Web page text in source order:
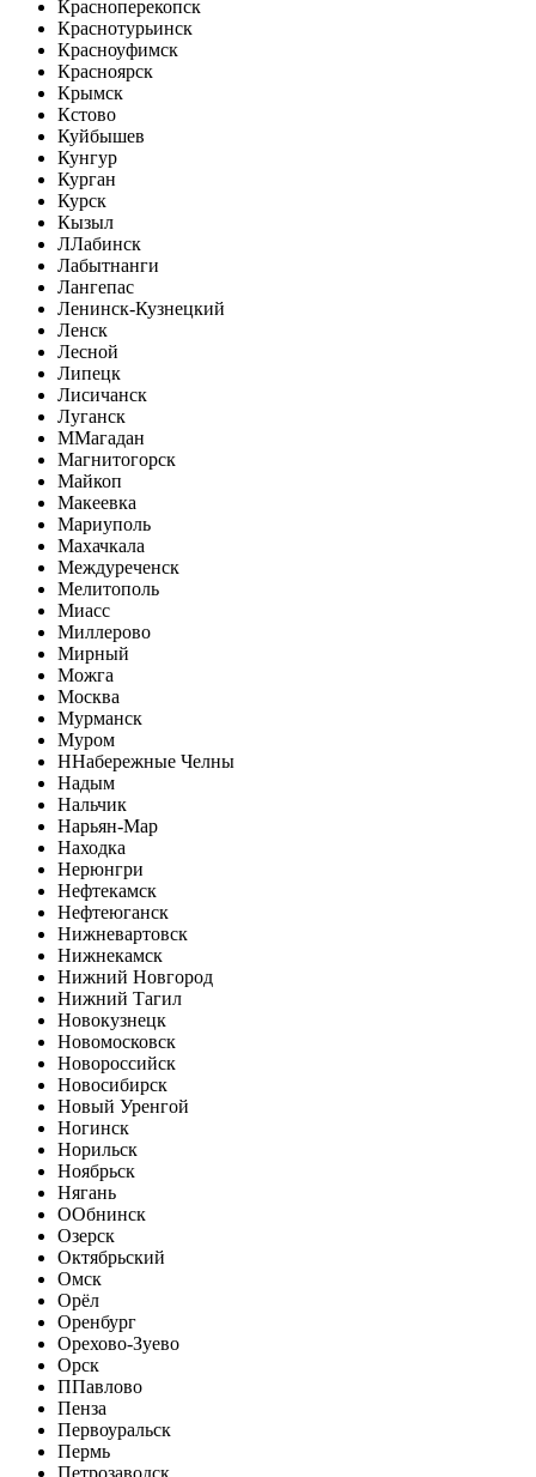
Красноперекопск
Краснотурьинск
Красноуфимск
Красноярск
Крымск
Кстово
Куйбышев
Кунгур
Курган
Курск
Кызыл
ЛЛабинск
Лабытнанги
Лангепас
Ленинск-Кузнецкий
Ленск
Лесной
Липецк
Лисичанск
Луганск
ММагадан
Магнитогорск
Майкоп
Макеевка
Мариуполь
Махачкала
Междуреченск
Мелитополь
Миасс
Миллерово
Мирный
Можга
Москва
Мурманск
Муром
ННабережные Челны
Надым
Нальчик
Нарьян-Мар
Находка
Нерюнгри
Нефтекамск
Нефтеюганск
Нижневартовск
Нижнекамск
Нижний Новгород
Нижний Тагил
Новокузнецк
Новомосковск
Новороссийск
Новосибирск
Новый Уренгой
Ногинск
Норильск
Ноябрьск
Нягань
ООбнинск
Озерск
Октябрьский
Омск
Орёл
Оренбург
Орехово-Зуево
Орск
ППавлово
Пенза
Первоуральск
Пермь
Петрозаводск